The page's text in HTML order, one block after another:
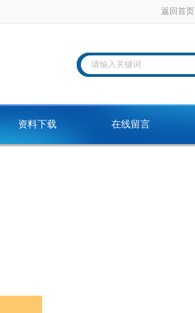
返回首页
资料下载 在线留言